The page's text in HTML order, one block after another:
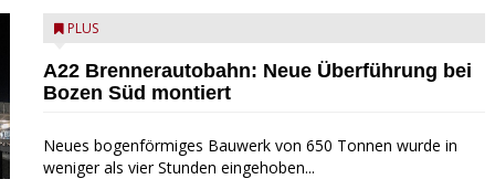
PLUS
A22 Brennerautobahn: Neue Überführung bei
Bozen Süd montiert
Neues bogenförmiges Bauwerk von 650 Tonnen wurde in
weniger als vier Stunden eingehoben...